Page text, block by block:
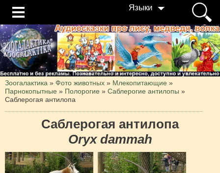
Языки
Зоогалактика » Фото животных » Млекопитающие »
Парнокопытные » Полорогие » Саблерогие антилопы »
Саблерогая антилопа
Саблерогая антилопа
Oryx dammah